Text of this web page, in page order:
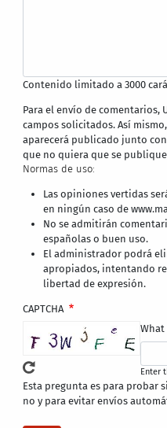
Contenido limitado a 3000
Para el envío de comentarios,
campos solicitados. Así
aparecerá publicado junto
que no quiera que se
Normas de uso:
Las opiniones vertidas
en ningún caso de
No se admitirán
españolas o buen uso.
El administrador podrá
apropiados, intentando
libertad de expresión.
CAPTCHA
What
Enter
Esta pregunta es para probar
no y para evitar envíos